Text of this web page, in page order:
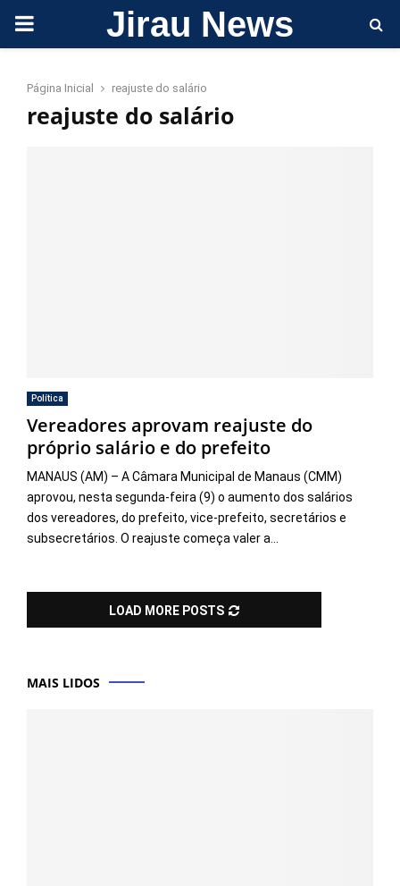
PRIMARY Jirau News
Página Inicial reajuste do salário
reajuste do salário
Política
Vereadores aprovam reajuste do
próprio salário e do prefeito
MANAUS (AM) – A Câmara Municipal de Manaus (CMM)
aprovou, nesta segunda-feira (9) o aumento dos salários
dos vereadores, do prefeito, vice-prefeito, secretários e
subsecretários. O reajuste começa valer a...
LOAD MORE POSTS
MAIS LIDOS